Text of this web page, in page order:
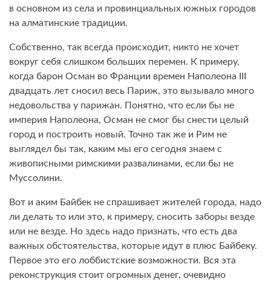
в основном из села и провинциальных южных городов
на алматинские традиции.
Собственно, так всегда происходит, никто не хочет
вокруг себя слишком больших перемен. К примеру,
когда барон Осман во Франции времен Наполеона III
двадцать лет сносил весь Париж, это вызывало много
недовольства у парижан. Понятно, что если бы не
империя Наполеона, Осман не смог бы снести целый
город и построить новый. Точно так же и Рим не
выглядел бы так, каким мы его сегодня знаем с
живописными римскими развалинами, если бы не
Муссолини.
Вот и аким Байбек не спрашивает жителей города, надо
ли делать то или это, к примеру, сносить заборы везде
или не везде. Но здесь надо признать, что есть два
важных обстоятельства, которые идут в плюс Байбеку.
Первое это его лоббистские возможности. Вся эта
реконструкция стоит огромных денег, очевидно